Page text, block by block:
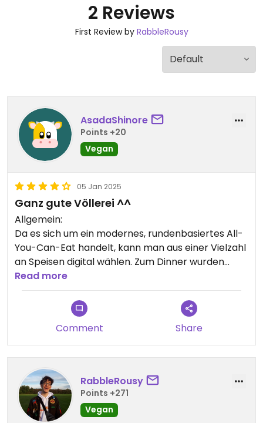
2 Reviews
First Review by RabbleRousy
AsadaShinore
Points +20
Vegan
05 Jan 2025
Ganz gute Völlerei ^^
Allgemein:
Da es sich um ein modernes, rundenbasiertes All-
You-Can-Eat handelt, kann man aus einer Vielzahl
an Speisen digital wählen. Zum Dinner wurden
knapp 30€ pro Person veranschlagt. Hierbei
stehen insgesamt 10 Runden zur Verfügung, wobei
pro Runde 5 Speisen nach Wahl für jede Person
eingeplant sind. Ab der 5. Runde war jedoch schon
Schluss für mich ^^
Vegan-Aspekt:
Leider sind die Speisen nicht klar als vegan oder
nicht-vegan ausgewiesen. Gerade weil man an
einem smarten Tablet bestellt, könnte man dies
doch künftig leicht ergänzen bzw. die Inhaltsstoffe
Read more
Comment Share
RabbleRousy
Points +271
Vegan